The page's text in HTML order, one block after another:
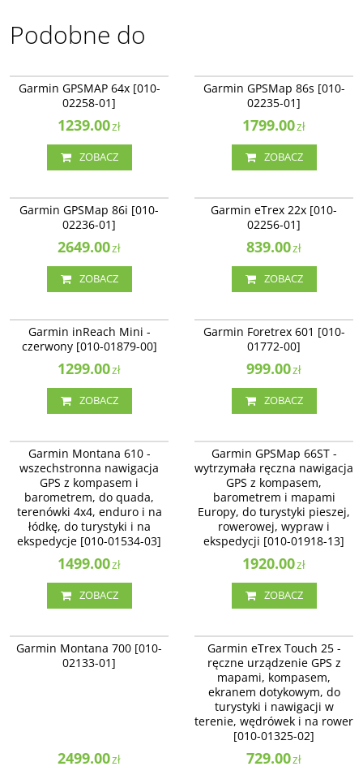
Podobne do
Garmin GPSMAP 64x [010-
02258-01]
1239.00zł
ZOBACZ
Garmin GPSMap 86s [010-
02235-01]
1799.00zł
ZOBACZ
Garmin GPSMap 86i [010-
02236-01]
2649.00zł
ZOBACZ
BESTSELLER
Garmin eTrex 22x [010-
02256-01]
839.00zł
ZOBACZ
Garmin inReach Mini -
czerwony [010-01879-00]
1299.00zł
ZOBACZ
Garmin Foretrex 601 [010-
01772-00]
999.00zł
ZOBACZ
Garmin Montana 610 -
wszechstronna nawigacja
GPS z kompasem i
barometrem, do quada,
terenówki 4x4, enduro i na
łódkę, do turystyki i na
ekspedycje [010-01534-03]
1499.00zł
ZOBACZ
Garmin GPSMap 66ST -
wytrzymała ręczna nawigacja
GPS z kompasem,
barometrem i mapami
Europy, do turystyki pieszej,
rowerowej, wypraw i
ekspedycji [010-01918-13]
1920.00zł
ZOBACZ
Garmin Montana 700 [010-
02133-01]
2499.00zł
Garmin eTrex Touch 25 -
ręczne urządzenie GPS z
mapami, kompasem,
ekranem dotykowym, do
turystyki i nawigacji w
terenie, wędrówek i na rower
[010-01325-02]
729.00zł